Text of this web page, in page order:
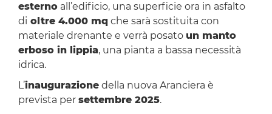
esternoall’edificio, una superficie ora in asfalto
di oltre 4.000 mqche sarà sostituita con
materiale drenante e verrà posato un manto
erboso in lippia, una pianta a bassa necessità
idrica.
L’inaugurazionedella nuova Aranciera è
prevista per settembre 2025.